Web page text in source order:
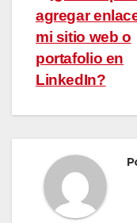
de
entradas
agregar
mi sitio web o
portafolio en
LinkedIn?